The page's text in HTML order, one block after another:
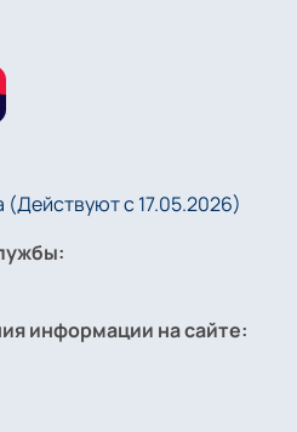
(Действуют с 17.05.2026)
информации на сайте: